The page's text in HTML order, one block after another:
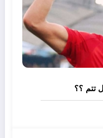
تتم ؟؟